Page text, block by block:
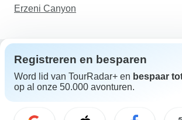
Erzeni Canyon
Hulp
Neem contact met ons op
E-mail: support@tourradar.com
Registreren en besparen
Word lid van TourRadar+ en bespaar
op al onze 50.000 avonturen.